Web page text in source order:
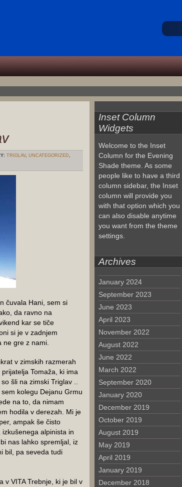
TRIGLAV, UNCATEGORIZED,
čuvala Hani, sem si
da ravno na
kar se tiče
si je v zadnjem
gre z nami.
v zimskih razmerah
Tomaža, ki ima
šli na zimski Triglav ..
kolegu Dejanu Grmu
na to, da nimam
hodila v derezah. Mi je
ampak še čisto
alpinista in
nas lahko spremljal, iz
bil, pa seveda tudi
v VITA Trebnje, ki je bil v
Inset Column
Widgets
Welcome to the Inset
Column for the Evening
Shade theme. As some
people like to have a third
column sidebar, the Inset
column will provide you
with that option which you
can also disable anytime
you want from the theme
settings.
Archives
January 2024
September 2023
June 2023
April 2023
November 2022
August 2022
June 2022
March 2022
September 2020
January 2020
December 2019
October 2019
August 2019
May 2019
April 2019
January 2019
December 2018